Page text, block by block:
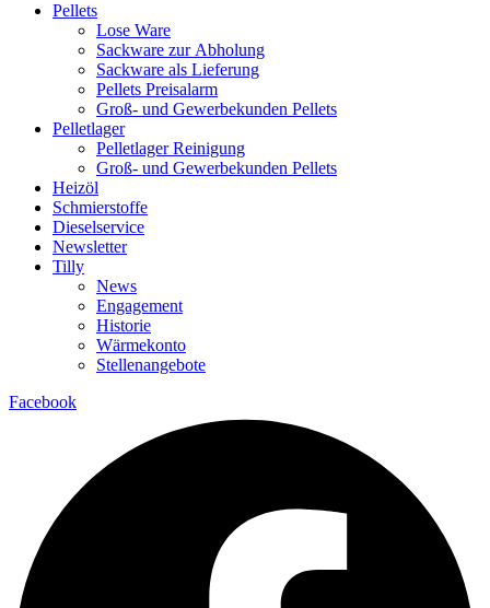
Pellets
Lose Ware
Sackware zur Abholung
Sackware als Lieferung
Pellets Preisalarm
Groß- und Gewerbekunden Pellets
Pelletlager
Pelletlager Reinigung
Groß- und Gewerbekunden Pellets
Heizöl
Schmierstoffe
Dieselservice
Newsletter
Tilly
News
Engagement
Historie
Wärmekonto
Stellenangebote
Facebook